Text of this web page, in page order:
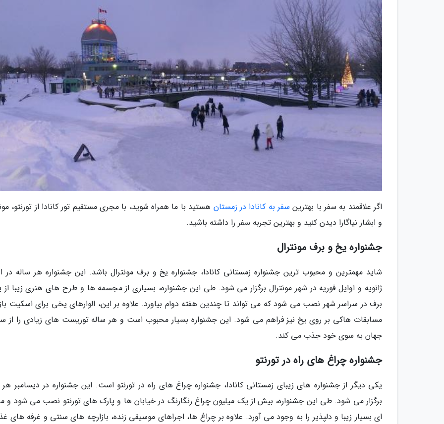
اگر علاقمند به سفر با بهترین سفر به کانادا در زمستان هستید با ما همراه شوید، با مجری مستقیم تور کانادا از تورنتو،
و ابشار نیاگارا دیدن کنید و بهترین تجربه سفر را داشته باشید.
جشنواره یخ و برف مونترال
شاید مهمترین و محبوب ترین جشنواره زمستانی کانادا، جشنواره یخ و برف مونترال باشد. این جشنواره هر ساله در
ژانویه و اوایل فوریه در شهر مونترال برگزار می شود. طی این جشنواره، بسیاری از مجسمه ها و طرح های هنری زیبا
برف در سراسر شهر نصب می شود که می تواند تا چندین هفته دوام بیاورد. علاوه بر این، الوارهای یخی برای اسکیت
مسابقات هاکی بر روی یخ نیز فراهم می شود. این جشنواره بسیار محبوب است و هر ساله توریست های زیادی را از
جهان به سوی خود جذب می کند.
جشنواره چراغ های راه در تورنتو
یکی دیگر از جشنواره های زیبای زمستانی کانادا، جشنواره چراغ های راه در تورنتو است. این جشنواره در دیسامبر
برگزار می شود. طی این جشنواره، بیش از یک میلیون چراغ رنگارنگ در خیابان ها و پارک های تورنتو نصب می شود و
ای بسیار زیبا و دلپذیر را به وجود می آورد. علاوه بر چراغ ها، اجراهای موسیقی زنده، بازارچه های سنتی و غرفه های